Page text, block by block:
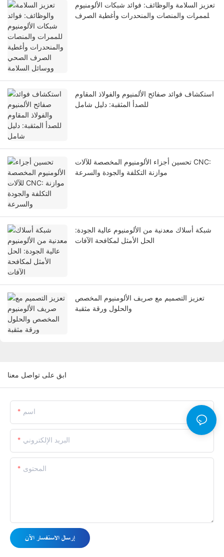
تعزيز السلامة والوظائف: فوائد شبكات الألومنيوم
للممرات والمنصات والمنحدرات وأغطية الصرف
استكشاف فوائد صفائح الألمنيوم والفولاذ المقاوم
للصدأ المثقبة: دليل شامل
تحسين أجزاء الألومنيوم المخصصة للآلات CNC:
موازنة التكلفة والجودة والسرعة
شبكة أسلاك معدنية من الألومنيوم عالية الجودة:
الحل الأمثل لمكافحة الآفات
تعزيز التصميم مع صريف الألومنيوم المخصص
والحلول ورقة مثقبة
ابق على تواصل معنا
اسم
البريد الإلكتروني
المحتوى
إرسال الاستفسار الآن